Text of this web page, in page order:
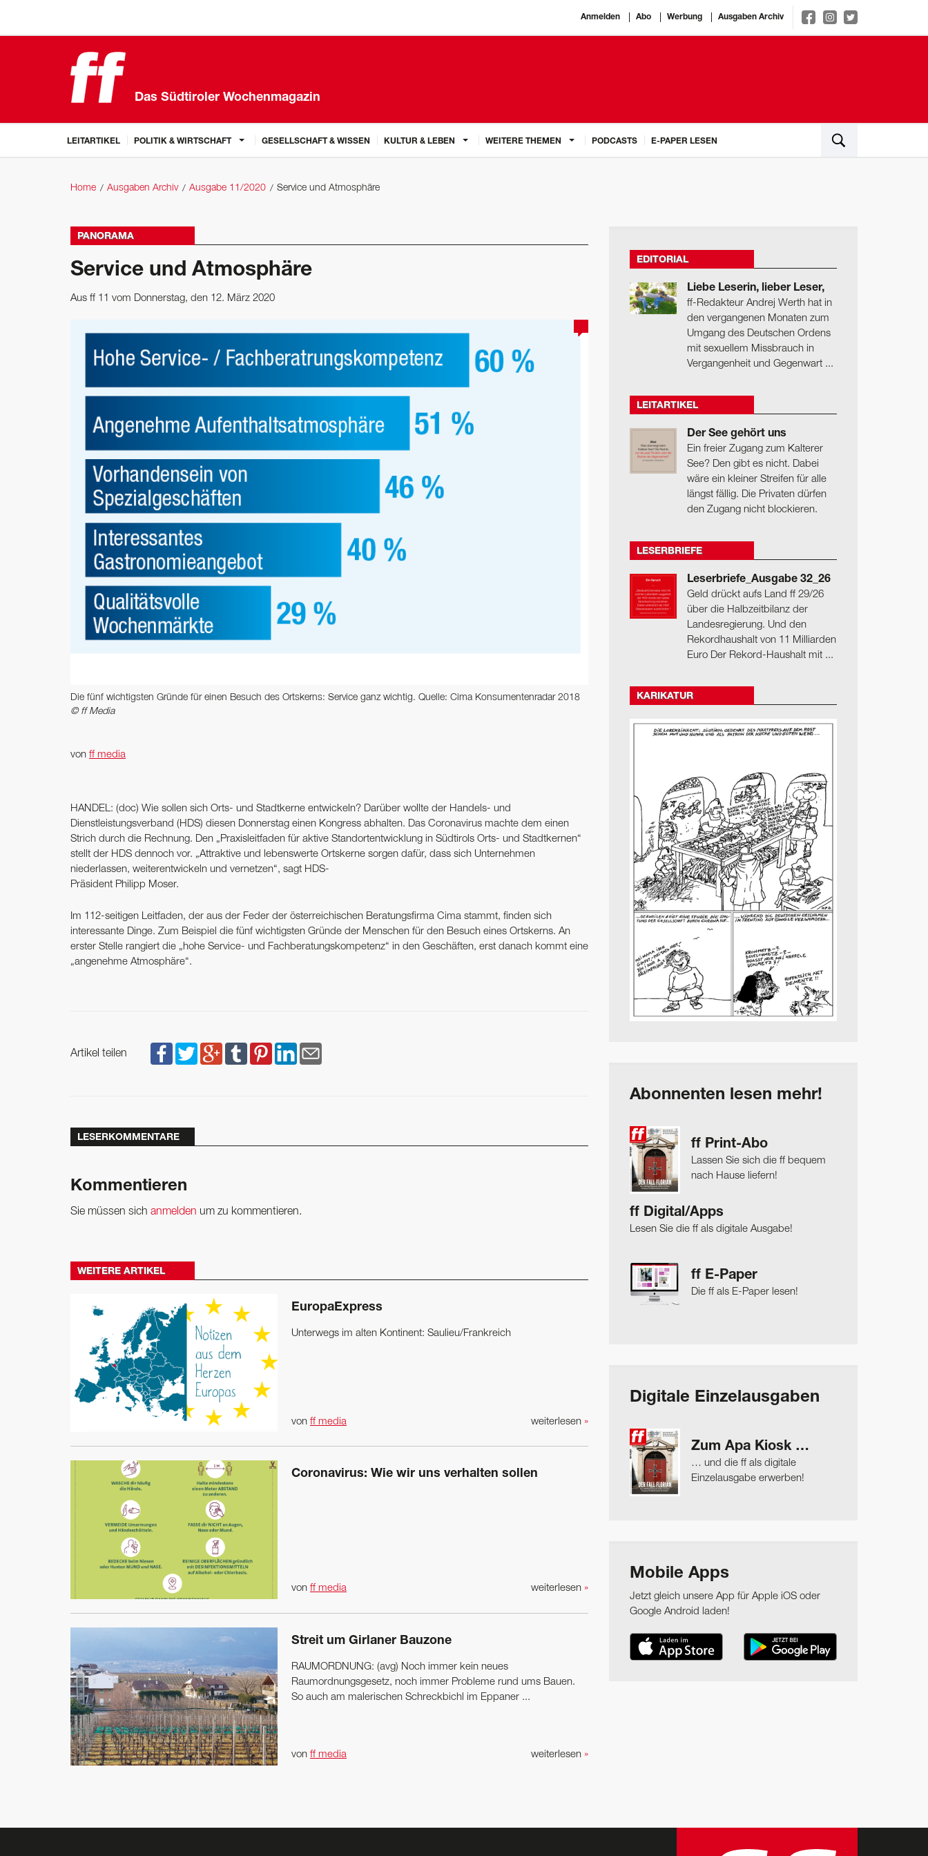
Anmelden Abo Werbung Ausgaben Archiv
Das Südtiroler Wochenmagazin
LEITARTIKEL POLITIK & WIRTSCHAFT GESELLSCHAFT & WISSEN KULTUR & LEBEN WEITERE THEMEN PODCASTS E-PAPER LESEN
Home Ausgaben Archiv Ausgabe 11/2020 Service und Atmosphäre
PANORAMA
Service und Atmosphäre
Aus ff 11 vom Donnerstag, den 12. März 2020
Die fünf wichtigsten Gründe für einen Besuch des Ortskerns: Service ganz wichtig. Quelle: Cima Konsumentenradar 2018
© ff Media
von ff media
HANDEL: (doc) Wie sollen sich Orts- und Stadtkerne entwickeln? Darüber wollte der Handels- und
Dienstleistungsverband (HDS) diesen Donnerstag einen Kongress abhalten. Das Coronavirus machte dem einen
Strich durch die Rechnung. Den „Praxisleitfaden für aktive Standortentwicklung in Südtirols Orts- und Stadtkernen“
stellt der HDS dennoch vor. „Attraktive und lebenswerte Ortskerne sorgen dafür, dass sich Unternehmen
niederlassen, weiterentwickeln und vernetzen“, sagt HDS-
Präsident Philipp Moser.
Im 112-seitigen Leitfaden, der aus der Feder der österreichischen Beratungsfirma Cima stammt, finden sich
interessante Dinge. Zum Beispiel die fünf wichtigsten Gründe der Menschen für den Besuch eines Ortskerns. An
erster Stelle rangiert die „hohe Service- und Fachberatungskompetenz“ in den Geschäften, erst danach kommt eine
„angenehme Atmosphäre“.
Artikel teilen
LESERKOMMENTARE
Kommentieren
Sie müssen sich anmelden um zu kommentieren.
WEITERE ARTIKEL
EuropaExpress
Unterwegs im alten Kontinent: Saulieu/Frankreich
weiterlesen »
von ff media
Coronavirus: Wie wir uns verhalten sollen
weiterlesen »
von ff media
Streit um Girlaner Bauzone
RAUMORDNUNG: (avg) Noch immer kein neues
Raumordnungsgesetz, noch immer Probleme rund ums Bauen.
So auch am malerischen Schreckbichl im Eppaner ...
weiterlesen »
von ff media
EDITORIAL
Liebe Leserin, lieber Leser,
ff-Redakteur Andrej Werth hat in
den vergangenen Monaten zum
Umgang des Deutschen Ordens
mit sexuellem Missbrauch in
Vergangenheit und Gegenwart ...
LEITARTIKEL
Der See gehört uns
Ein freier Zugang zum Kalterer
See? Den gibt es nicht. Dabei
wäre ein kleiner Streifen für alle
längst fällig. Die Privaten dürfen
den Zugang nicht blockieren.
LESERBRIEFE
Leserbriefe_Ausgabe 32_26
Geld drückt aufs Land ff 29/26
über die Halbzeitbilanz der
Landesregierung. Und den
Rekordhaushalt von 11 Milliarden
Euro Der Rekord-Haushalt mit ...
KARIKATUR
Abonnenten lesen mehr!
ff Print-Abo
Lassen Sie sich die ff bequem
nach Hause liefern!
ff Digital/Apps
Lesen Sie die ff als digitale Ausgabe!
ff E-Paper
Die ff als E-Paper lesen!
Digitale Einzelausgaben
Zum Apa Kiosk …
… und die ff als digitale
Einzelausgabe erwerben!
Mobile Apps
Jetzt gleich unsere App für Apple iOS oder
Google Android laden!